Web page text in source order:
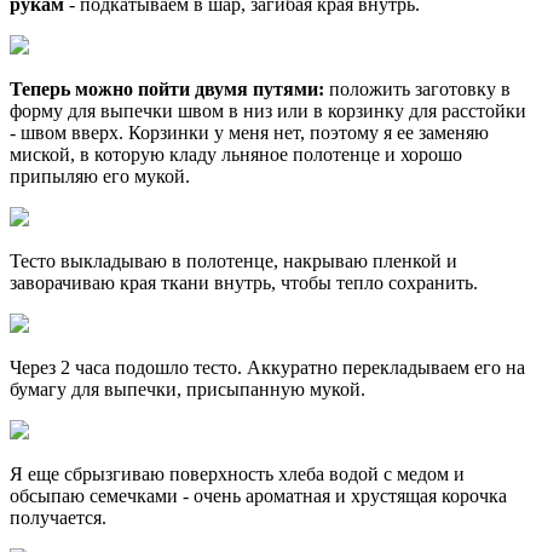
рукам - подкатываем в шар, загибая края внутрь.
Теперь можно пойти двумя путями: положить заготовку в
форму для выпечки швом в низ или в корзинку для расстойки
- швом вверх. Корзинки у меня нет, поэтому я ее заменяю
миской, в которую кладу льняное полотенце и хорошо
припыляю его мукой.
Тесто выкладываю в полотенце, накрываю пленкой и
заворачиваю края ткани внутрь, чтобы тепло сохранить.
Через 2 часа подошло тесто. Аккуратно перекладываем его на
бумагу для выпечки, присыпанную мукой.
Я еще сбрызгиваю поверхность хлеба водой с медом и
обсыпаю семечками - очень ароматная и хрустящая корочка
получается.